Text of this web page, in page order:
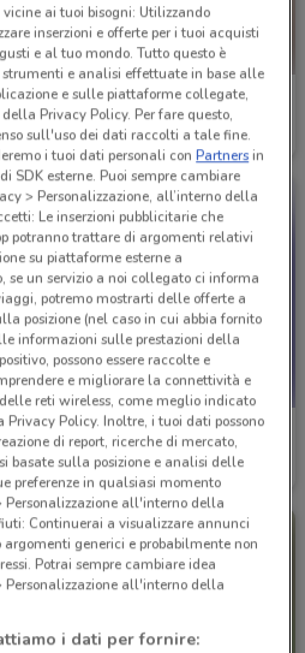
Cam
Scade il 31/12 7.8 km
Primigi
Scade il 19/05
ai tuoi bisogni: Utilizzando
inserzioni e offerte per i tuoi acquisti
e al tuo mondo. Tutto questo è
strumenti e analisi effettuate in base alle
e sulle piattaforme collegate,
Privacy Policy. Per fare questo,
sull'uso dei dati raccolti a tale fine.
i tuoi dati personali conPartnersin
SDK esterne. Puoi sempre cambiare
> Personalizzazione, all’interno della
Le inserzioni pubblicitarie che
potranno trattare di argomenti relativi
su piattaforme esterne a
se un servizio a noi collegato ci informa
potremo mostrarti delle offerte a
posizione (nel caso in cui abbia fornito
informazioni sulle prestazioni della
possono essere raccolte e
e migliorare la connettività e
reti wireless, come meglio indicato
Policy. Inoltre, i tuoi dati possono
di report, ricerche di mercato,
basate sulla posizione e analisi delle
preferenze in qualsiasi momento
Personalizzazione all'interno della
Continuerai a visualizzare annunci
generici e probabilmente non
Potrai sempre cambiare idea
Personalizzazione all'interno della
i dati per fornire: